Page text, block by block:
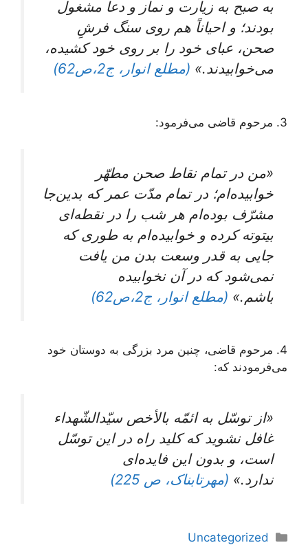
به صبح به زیارت و نماز و دعا مشغول
بودند؛ و احیاناً هم روی سنگ فرشِ
صحن، عبای خود را بر روی خود کشیده،
می‌خوابیدند.» (مطلع انوار، ج2،ص62)
3. مرحوم قاضی می‌فرمود:
«من در تمام نقاط صحن مطهّر
خوابیده‌ام؛ در تمام مدّت عمر که بدین‌جا
مشرّف بوده‌ام هر شب را در نقطه‌ای
بیتوته کرده و خوابیده‌ام به طوری که
جایی به قدر وسعت بدن من یافت
نمی‌شود که در آن نخوابیده
باشم.» (مطلع انوار، ج2،ص62)
4. مرحوم قاضی، چنین مرد بزرگی به دوستان خود
می‌فرمودند که:
«از توسّل به ائمّه بالأخص سیّدالشّهداء
غافل نشوید که کلید راه در این توسّل
است، و بدون این فایده‌ای
ندارد.» (مهرتابناک، ص 225)
دسته‌ها
Uncategorized